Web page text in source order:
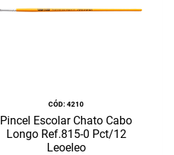
:4210
Pincel Escolar Chato Cabo
Longo Ref.815-0 Pct/12
Leoeleo